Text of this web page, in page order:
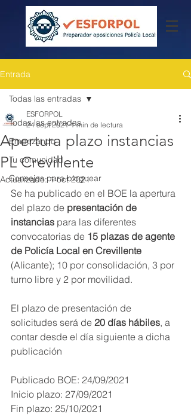
Entrada
Todas las entradas
Empezando
Tu comunidad
Consejos para bloguear
Todas las entradas
Apertura plazo instancias
PL Crevillente
ESFORPOL
24 sept 2021 1 min de lectura
Actualizado:1 oct 2021
Se ha publicado en el BOE la apertura
del plazo de presentación de
instancias para las diferentes
convocatorias de 15 plazas de agente
de Policía Local en Crevillente
(Alicante); 10 por consolidación, 3 por
turno libre y 2 por movilidad.
El plazo de presentación de
solicitudes será de 20 días hábiles, a
contar desde el día siguiente a dicha
publicación
Publicado BOE: 24/09/2021
Inicio plazo: 27/09/2021
Fin plazo: 25/10/2021